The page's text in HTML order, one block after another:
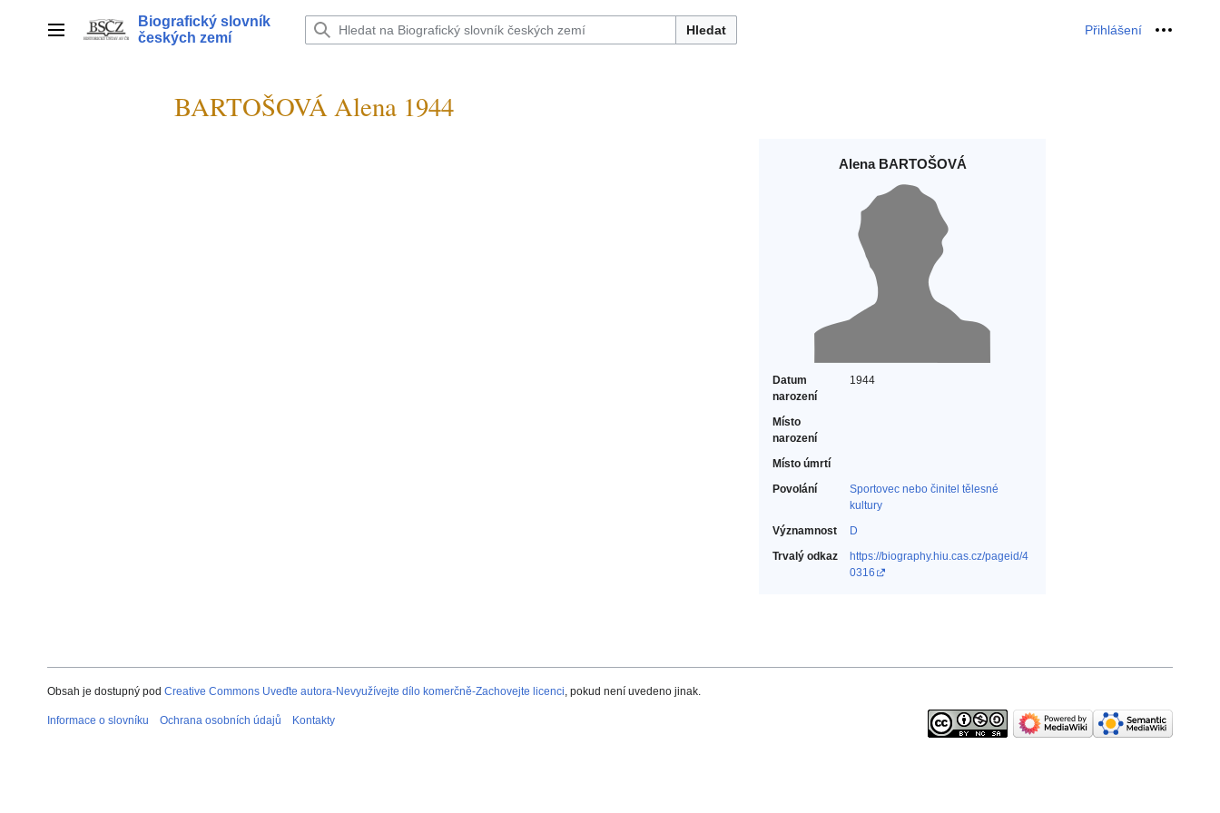
Hlavní menu
Biografický slovník
českých zemí
Hledat Přihlášení Osobní
BARTOŠOVÁ Alena 1944
Alena BARTOŠOVÁ
Datum
narození
1944
Místo
narození
Místo úmrtí
Povolání
Sportovec nebo činitel tělesné
kultury‎
Významnost
D
Trvalý odkaz
https://biography.hiu.cas.cz/pageid/4
0316
Obsah je dostupný pod Creative Commons Uveďte autora-Nevyužívejte dílo komerčně-Zachovejte licenci, pokud není uvedeno jinak.
Informace o slovníku Ochrana osobních údajů Kontakty